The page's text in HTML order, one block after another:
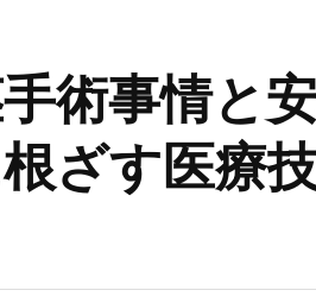
術事情と
ざす医療